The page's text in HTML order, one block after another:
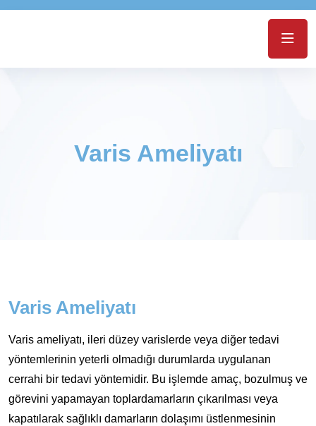
Varis Ameliyatı
Varis Ameliyatı
Varis ameliyatı, ileri düzey varislerde veya diğer tedavi
yöntemlerinin yeterli olmadığı durumlarda uygulanan
cerrahi bir tedavi yöntemidir. Bu işlemde amaç, bozulmuş ve
görevini yapamayan toplardamarların çıkarılması veya
kapatılarak sağlıklı damarların dolaşımı üstlenmesinin